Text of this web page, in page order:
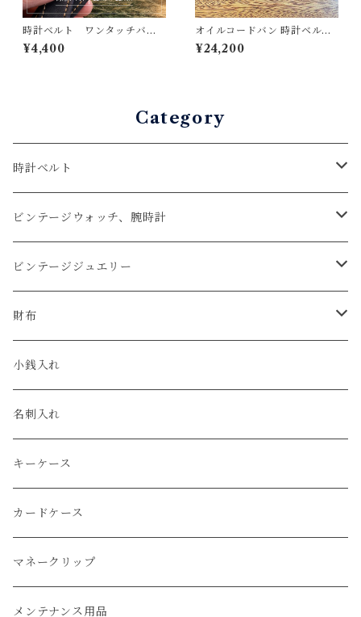
時計ベルト ワンタッチバネ
棒加工（持ち込み後加工）ア
ビエ仕様 クイックリリー
¥4,400
オイルコードバン 時計ベルト
ネイビー 19mm-16mm【ス
タンダード】フルフラット
¥24,200
Category
時計ベルト
アップルウォッチベルト
コードバン
クロコダイル
エコレザー
エレファント
アリゲーター
リザード
ガルーシャ（エイ）
牛革
ビンテージウォッチ、腕時計
オメガ / OMEGA
ユリスナルダン / ULYSSE NARDIN
セイコー / SEIKO
ルミノックス / LUMINOX
エルメス / HERMES
ビンテージジュエリー
カルティエ / Cartier
財布
コンパクト
長財布
小銭入れ
名刺入れ
キーケース
カードケース
マネークリップ
メンテナンス用品